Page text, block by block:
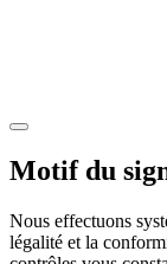
Motif du
Nous effectuons
légalité et la